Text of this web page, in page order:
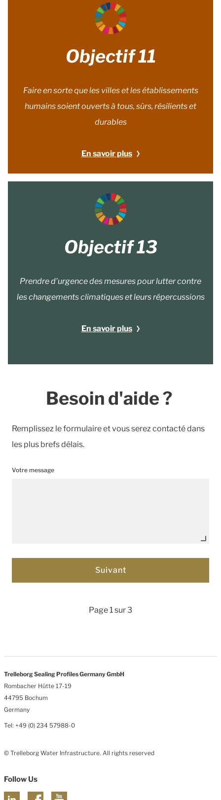
Objectif 11
Faire en sorte que les villes et les établissements
humains soient ouverts à tous, sûrs, résilients et
durables
En savoir plus
Objectif 13
Prendre d’urgence des mesures pour lutter contre
les changements climatiques et leurs répercussions
En savoir plus
Besoin d'aide ?
Remplissez le formulaire et vous serez contacté dans
les plus brefs délais.
Votre message
Page 1 sur 3
Trelleborg Sealing Profiles Germany GmbH
Rombacher Hütte 17-19
44795 Bochum
Germany
Tel: +49 (0) 234 57988-0
© Trelleborg Water Infrastructure. All rights reserved
Follow Us